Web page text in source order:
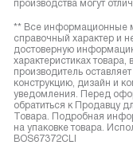
производства могут
** Все информационные
справочный характер и
достоверную
характеристиках
производитель
конструкцию, дизайн и
уведомления. Перед
обратиться к Продавцу
Товара. Подробная
на упаковке товара.
BOS67372CLI